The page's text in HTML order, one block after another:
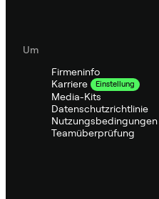
Um
Firmeninfo
Karriere
Einstellung
Media-Kits
Datenschutzrichtlinie
Nutzungsbedingungen
Teamüberprüfung